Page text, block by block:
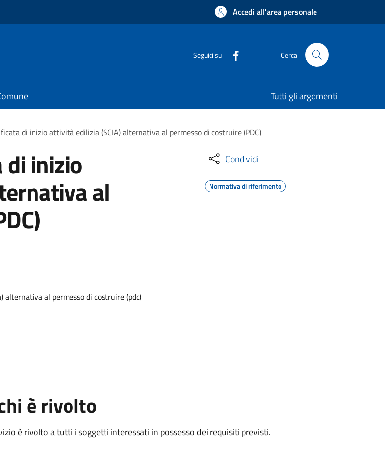
Accedi all'area personale
Seguici su Cerca
Tutti gli argomenti
di inizio attività edilizia (SCIA) alternativa al permesso di costruire (PDC)
di inizio
al
al permesso di costruire (pdc)
Condividi
Normativa di riferimento
è rivolto
è rivolto a tutti i soggetti interessati in possesso dei requisiti previsti.